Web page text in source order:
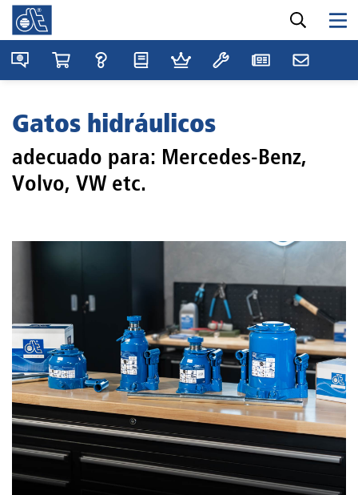
Gatos hidráulicos
adecuado para: Mercedes-Benz,
Volvo, VW etc.